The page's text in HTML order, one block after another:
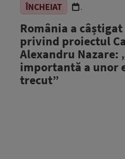
ÎNCHEIAT .
România a
privind proiectul
Alexandru Nazare:
importantă a unor
trecut”